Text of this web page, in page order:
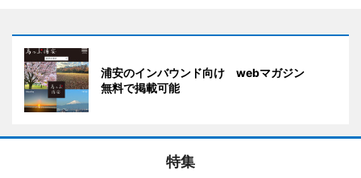
浦安のインバウンド向け webマガジン
無料で掲載可能
特集